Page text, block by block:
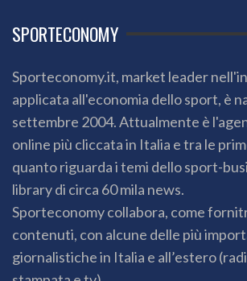
SPORTECONOMY
Sporteconomy.it, market leader
applicata all'economia dello sport, è
settembre 2004. Attualmente è
online più cliccata in Italia e tra le
quanto riguarda i temi dello sport-
library di circa 60 mila news.
Sporteconomy collabora, come
contenuti, con alcune delle più
giornalistiche in Italia e all’estero